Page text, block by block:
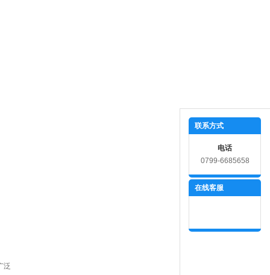
泛
联系方式
电话
0799-6685658
在线客服